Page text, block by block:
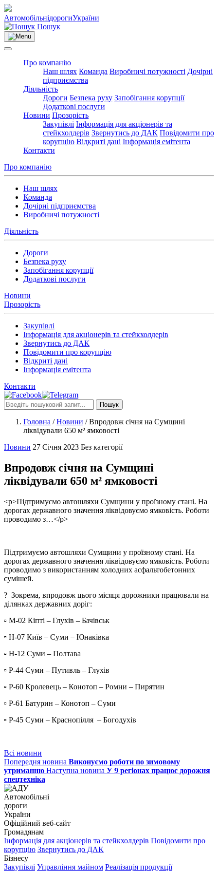
АвтомобільнідорогиУкраїни
Пошук
Про компанію
Наш шлях Команда Виробничі потужності Дочірні
підприємства
Діяльність
Дороги Безпека руху Запобігання корупції
Додаткові послуги
Новини Прозорість
Закупівлі Інформація для акціонерів та
стейкхолдерів Звернутись до ДАК Повідомити про
корупцію Відкриті дані Інформація емітента
Контакти
Про компанію
Наш шлях
Команда
Дочірні підприємства
Виробничі потужності
Діяльність
Дороги
Безпека руху
Запобігання корупції
Додаткові послуги
Новини
Прозорість
Закупівлі
Інформація для акціонерів та стейкхолдерів
Звернутись до ДАК
Повідомити про корупцію
Відкриті дані
Інформація емітента
Контакти
Пошук
Головна /Новини /Впродовж січня на Сумщині
ліквідували 650 м² ямковості
Новини 27 Січня 2023 Без категорії
Впродовж січня на Сумщині
ліквідували 650 м² ямковості
<p>Підтримуємо автошляхи Сумщини у проїзному стані. На
дорогах державного значення ліквідовуємо ямковість. Роботи
проводимо з…</p>
Підтримуємо автошляхи Сумщини у проїзному стані. На
дорогах державного значення ліквідовуємо ямковість. Роботи
проводимо з використанням холодних асфальтобетонних
сумішей.
? Зокрема, впродовж цього місяця дорожники працювали на
ділянках державних доріг:
▫ М-02 Кіпті – Глухів – Бачівськ
▫ Н-07 Київ – Суми – Юнаківка
▫ Н-12 Суми – Полтава
▫ Р-44 Суми – Путивль – Глухів
▫ Р-60 Кролевець – Конотоп – Ромни – Пирятин
▫ Р-61 Батурин – Конотоп – Суми
▫ Р-45 Суми – Краснопілля – Богодухів
Всі новини
Попередня новина Виконуємо роботи по зимовому
утриманню Наступна новина У 9 регіонах працює дорожня
спецтехніка
Автомобільні
дороги
України
Офіційний веб‑сайт
Громадянам
Інформація для акціонерів та стейкхолдерів Повідомити про
корупцію Звернутись до ДАК
Бізнесу
Закупівлі Управління майном Реалізація продукції